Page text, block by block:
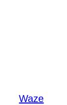
Waze